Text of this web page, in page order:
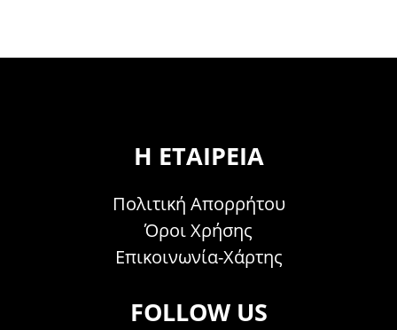
Η ΕΤΑΙΡΕΊΑ
Πολιτική Απορρήτου
Όροι Χρήσης
Επικοινωνία-Χάρτης
FOLLOW US